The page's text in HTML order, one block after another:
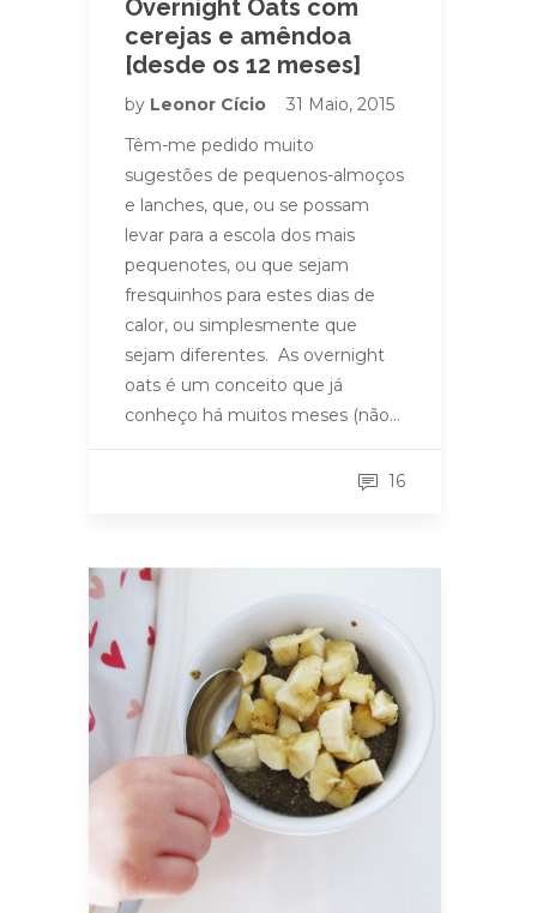
Overnight Oats com
cerejas e amêndoa
[desde os 12 meses]
by Leonor Cício
31 Maio, 2015
Têm-me pedido muito
sugestões de pequenos-almoços
e lanches, que, ou se possam
levar para a escola dos mais
pequenotes, ou que sejam
fresquinhos para estes dias de
calor, ou simplesmente que
sejam diferentes. As overnight
oats é um conceito que já
conheço há muitos meses (não…
16